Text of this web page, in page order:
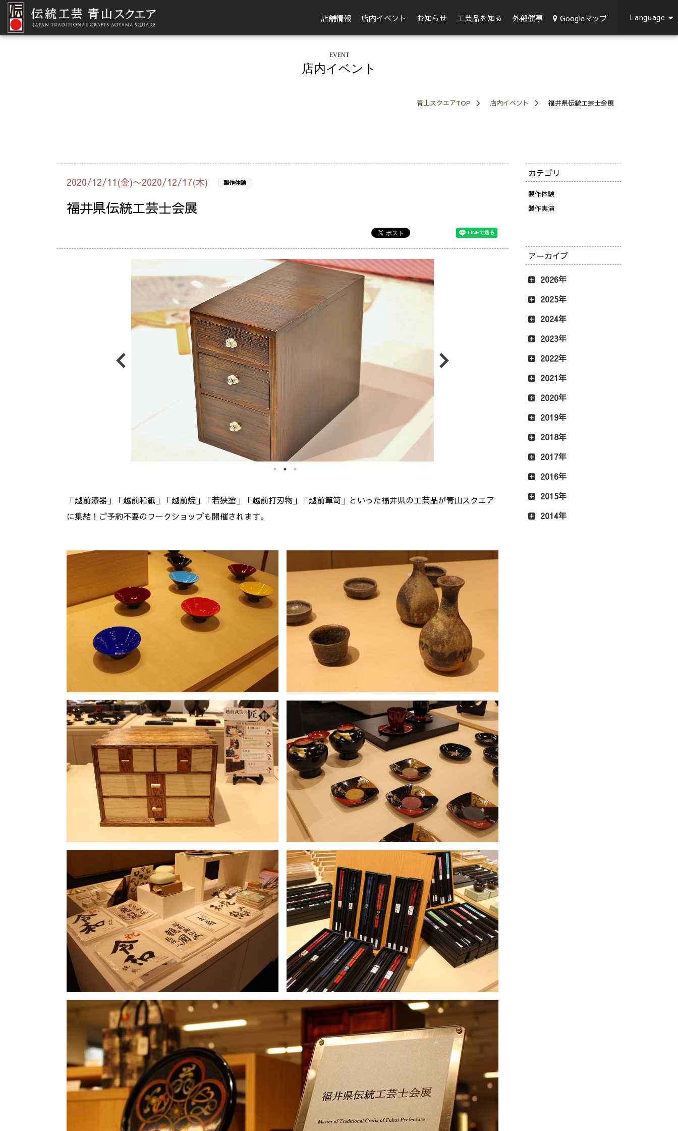
店舗情報 店内イベント お知らせ 工芸品を知る 外部催事 Googleマップ Language
EVENT
店内イベント
青山スクエアTOP 店内イベント 福井県伝統工芸士会展
2020/12/11(金)〜2020/12/17(木) 製作体験
福井県伝統工芸士会展
「越前漆器」「越前和紙」「越前焼」「若狭塗」「越前打刃物」「越前箪笥」といった福井県の工芸品が青山スクエア
に集結！ご予約不要のワークショップも開催されます。
カテゴリ
製作体験
製作実演
アーカイブ
2026年
2025年
2024年
2023年
2022年
2021年
2020年
2019年
2018年
2017年
2016年
2015年
2014年